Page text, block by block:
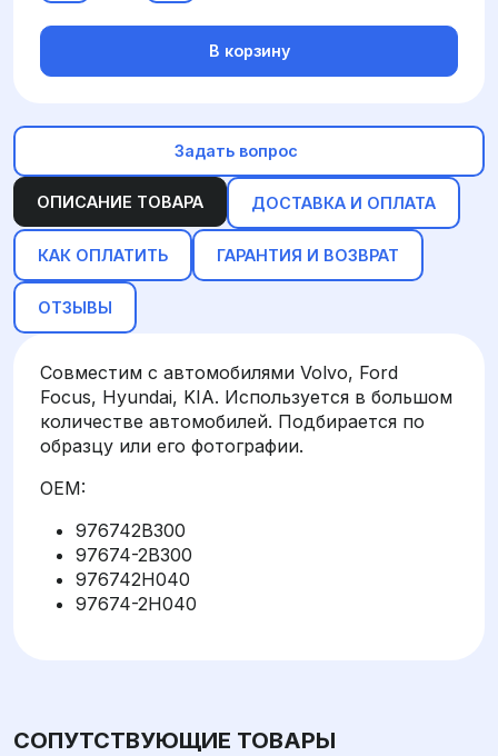
ОПИСАНИЕ ТОВАРА ДОСТАВКА И ОПЛАТА
КАК ОПЛАТИТЬ ГАРАНТИЯ И ВОЗВРАТ
ОТЗЫВЫ
Совместим с автомобилями Volvo, Ford
Focus, Hyundai, KIA. Используется в большом
количестве автомобилей. Подбирается по
образцу или его фотографии.
OEM:
976742B300
97674-2B300
976742H040
97674-2H040
В корзину
Задать вопрос
СОПУТСТВУЮЩИЕ ТОВАРЫ